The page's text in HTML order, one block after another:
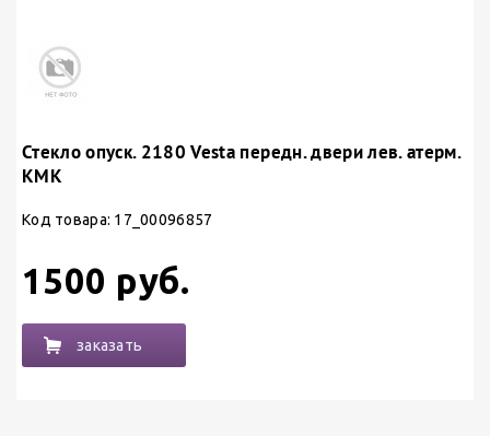
Стекло опуск. 2180 Vesta передн. двери лев. атерм.
КМК
Код товара: 17_00096857
1500 руб.
заказать